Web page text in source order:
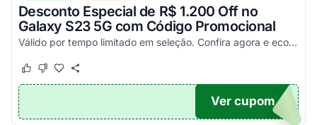
Desconto Especial de R$ 1.200 Off no
Galaxy S23 5G com Código Promocional
Válido por tempo limitado em seleção. Confira agora e economize aplicando o seu cupom!
Este cupom funcionou
Este cupom não funcionou
200
Ver cupom